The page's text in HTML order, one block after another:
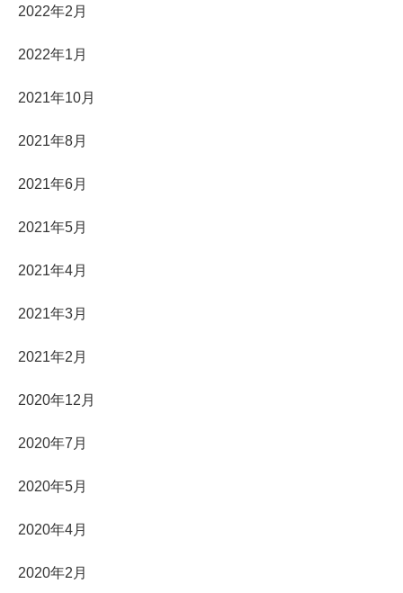
2022年2月
2022年1月
2021年10月
2021年8月
2021年6月
2021年5月
2021年4月
2021年3月
2021年2月
2020年12月
2020年7月
2020年5月
2020年4月
2020年2月